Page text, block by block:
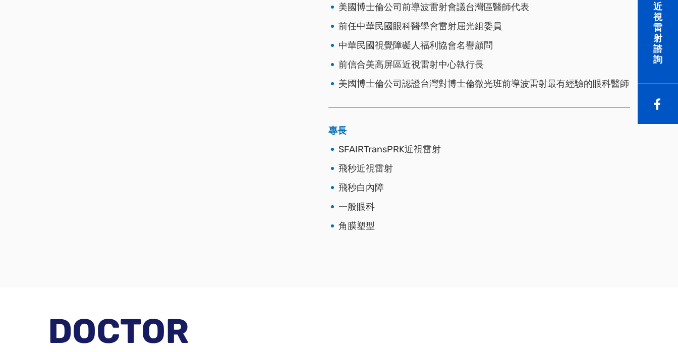
美國博士倫公司前導波雷射會議台灣區醫師代表
前任中華民國眼科醫學會雷射屈光組委員
中華民國視覺障礙人福利協會名譽顧問
前信合美高屏區近視雷射中心執行長
美國博士倫公司認證台灣對博士倫微光班前導波雷射最有經驗的眼科醫師
專長
SFAIRTransPRK近視雷射
飛秒近視雷射
飛秒白內障
一般眼科
角膜塑型
DOCTOR
近
視
雷
射
諮
詢